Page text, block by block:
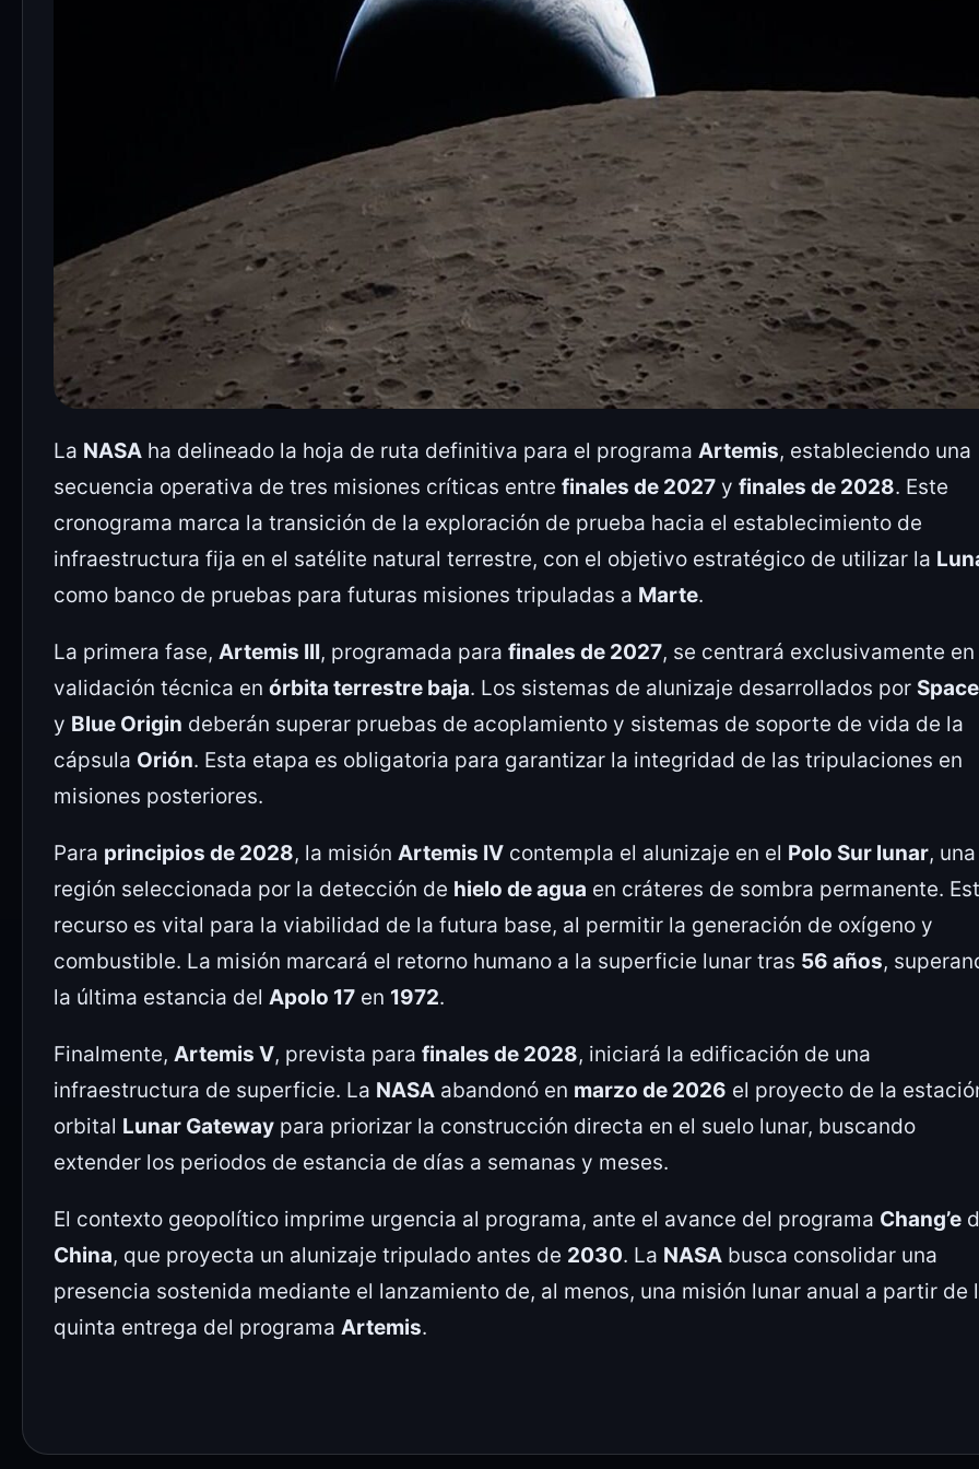
La NASA ha delineado la hoja de ruta definitiva para el programa Artemis, estableciendo una
secuencia operativa de tres misiones críticas entre finales de 2027 y finales de 2028. Este
cronograma marca la transición de la exploración de prueba hacia el establecimiento de
infraestructura fija en el satélite natural terrestre, con el objetivo estratégico de utilizar la
como banco de pruebas para futuras misiones tripuladas a Marte.
La primera fase, Artemis III, programada para finales de 2027, se centrará exclusivamente en
validación técnica en órbita terrestre baja. Los sistemas de alunizaje desarrollados por
y Blue Origin deberán superar pruebas de acoplamiento y sistemas de soporte de vida de la
cápsula Orión. Esta etapa es obligatoria para garantizar la integridad de las tripulaciones en
misiones posteriores.
Para principios de 2028, la misión Artemis IV contempla el alunizaje en el Polo Sur lunar, una
región seleccionada por la detección de hielo de agua en cráteres de sombra permanente.
recurso es vital para la viabilidad de la futura base, al permitir la generación de oxígeno y
combustible. La misión marcará el retorno humano a la superficie lunar tras 56 años,
la última estancia del Apolo 17 en 1972.
Finalmente, Artemis V, prevista para finales de 2028, iniciará la edificación de una
infraestructura de superficie. La NASA abandonó en marzo de 2026 el proyecto de la
orbital Lunar Gateway para priorizar la construcción directa en el suelo lunar, buscando
extender los periodos de estancia de días a semanas y meses.
El contexto geopolítico imprime urgencia al programa, ante el avance del programa Chang’e
China, que proyecta un alunizaje tripulado antes de 2030. La NASA busca consolidar una
presencia sostenida mediante el lanzamiento de, al menos, una misión lunar anual a partir de
quinta entrega del programa Artemis.